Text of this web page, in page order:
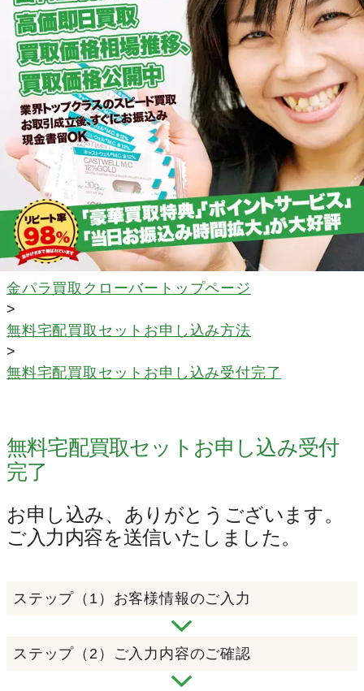
金パラ買取クローバートップページ
>
無料宅配買取セットお申し込み方法
>
無料宅配買取セットお申し込み受付完了
無料宅配買取セットお申し込み受付
完了
お申し込み、ありがとうございます。
ご入力内容を送信いたしました。
ステップ（1） お客様情報のご入力
ステップ（2） ご入力内容のご確認